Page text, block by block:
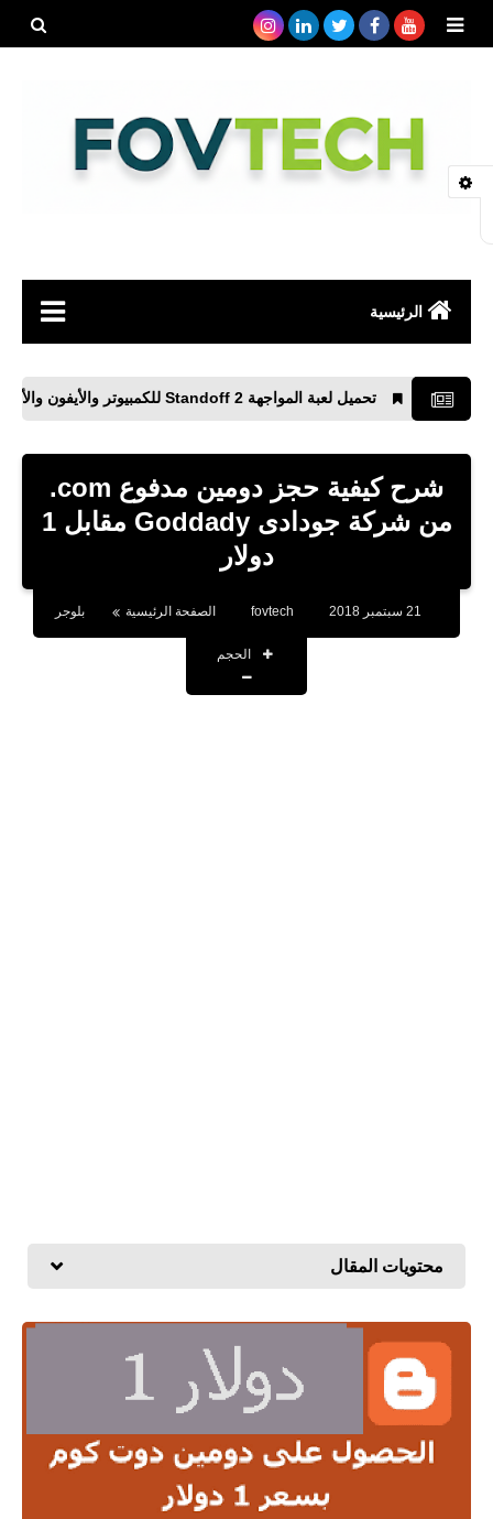
الرئيسية
مواقع
بلوجر
اخبار
برامج كمبيوتر
تحميل لعبة المواجهة Standoff 2 للكمبيوتر والأيفون والأندرويد APK رابط مباشر
شرح كيفية حجز دومين مدفوع com.
من شركة جودادى Goddady مقابل 1
دولار
fovtech الصفحة الرئيسية بلوجر
الحجم
محتويات المقال